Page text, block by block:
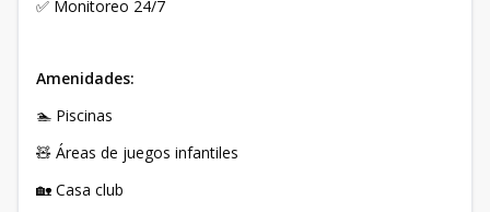
✅ Monitoreo 24/7
Amenidades:
🏊 Piscinas
🧸 Áreas de juegos infantiles
🏡 Casa club